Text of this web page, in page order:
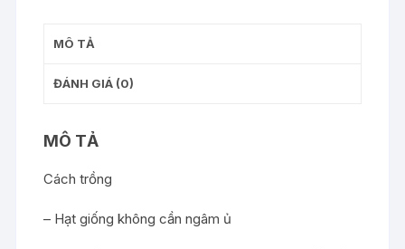
MÔ TẢ
ĐÁNH GIÁ (0)
MÔ TẢ
Cách trồng
– Hạt giống không cần ngâm ủ